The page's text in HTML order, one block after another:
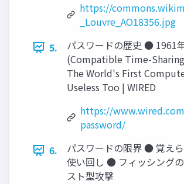
https://
_Louvre_AO18356.jpg
5.
パスワードの歴史 ● 1961
(Compatible Time-
The World's First
Useless Too | WIRED
https://
password/
6.
パスワードの限界 ● 覚え
使い回し ● フィッシング
スト型攻撃